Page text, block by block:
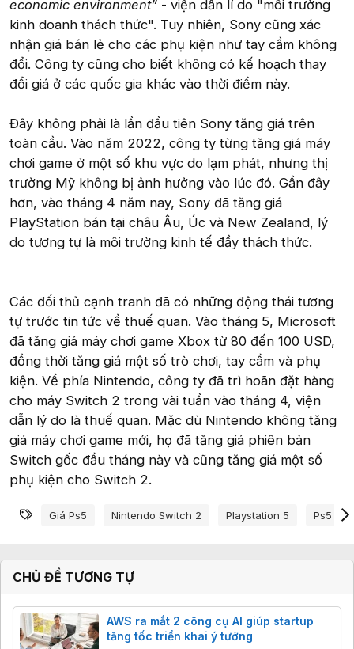
economic environment” - viện dẫn lí do "môi trường
kinh doanh thách thức". Tuy nhiên, Sony cũng xác
nhận giá bán lẻ cho các phụ kiện như tay cầm không
đổi. Công ty cũng cho biết không có kế hoạch thay
đổi giá ở các quốc gia khác vào thời điểm này.
Đây không phải là lần đầu tiên Sony tăng giá trên
toàn cầu. Vào năm 2022, công ty từng tăng giá máy
chơi game ở một số khu vực do lạm phát, nhưng thị
trường Mỹ không bị ảnh hưởng vào lúc đó. Gần đây
hơn, vào tháng 4 năm nay, Sony đã tăng giá
PlayStation bán tại châu Âu, Úc và New Zealand, lý
do tương tự là môi trường kinh tế đầy thách thức.
Các đối thủ cạnh tranh đã có những động thái tương
tự trước tin tức về thuế quan. Vào tháng 5, Microsoft
đã tăng giá máy chơi game Xbox từ 80 đến 100 USD,
đồng thời tăng giá một số trò chơi, tay cầm và phụ
kiện. Về phía Nintendo, công ty đã trì hoãn đặt hàng
cho máy Switch 2 trong vài tuần vào tháng 4, viện
dẫn lý do là thuế quan. Mặc dù Nintendo không tăng
giá máy chơi game mới, họ đã tăng giá phiên bản
Switch gốc đầu tháng này và cũng tăng giá một số
phụ kiện cho Switch 2.
Từ khóa
Giá Ps5 Nintendo Switch 2 Playstation 5 Ps5
CHỦ ĐỀ TƯƠNG TỰ
AWS ra mắt 2 công cụ AI giúp startup
tăng tốc triển khai ý tưởng